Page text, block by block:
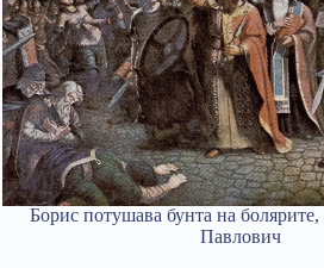
Борис потушава бунта на
Павлович